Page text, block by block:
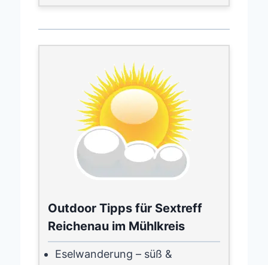
Outdoor Tipps für Sextreff
Reichenau im Mühlkreis
Eselwanderung – süß &